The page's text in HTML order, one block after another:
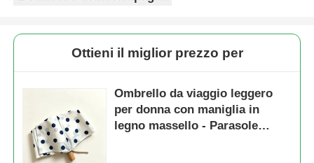
Ottieni il miglior prezzo per
Ombrello da viaggio leggero
per donna con maniglia in
legno massello - Parasole